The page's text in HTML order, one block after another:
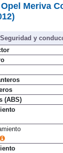
Opel Meriva
Seguridad y
(ABS)